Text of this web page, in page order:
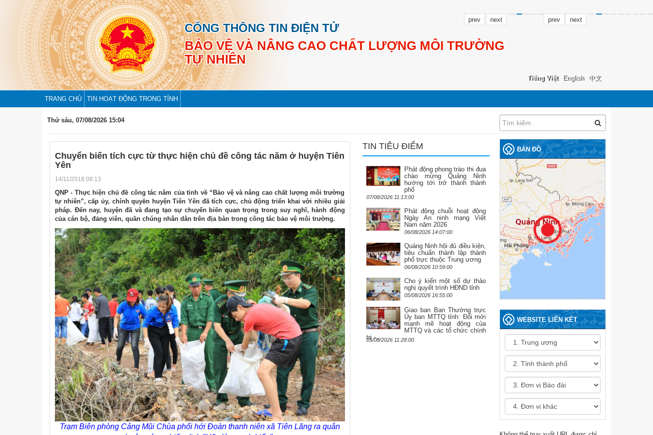
prev next prev next
CỔNG THÔNG TIN ĐIỆN TỬ
BẢO VỆ VÀ NÂNG CAO CHẤT LƯỢNG MÔI TRƯỜNG
TỰ NHIÊN
Tiếng Việt English 中文
TRANG CHỦ TIN HOẠT ĐỘNG TRONG TỈNH
Thứ sáu, 07/08/2026 15:04
Chuyển biến tích cực từ thực hiện chủ đề công tác năm ở huyện Tiên
Yên
14/11/2018 08:13
QNP - Thực hiện chủ đề công tác năm của tỉnh về “Bảo vệ và nâng cao chất lượng môi trường
tự nhiên”, cấp ủy, chính quyền huyện Tiên Yên đã tích cực, chủ động triển khai với nhiều giải
pháp. Đến nay, huyện đã và đang tạo sự chuyển biến quan trọng trong suy nghĩ, hành động
của cán bộ, đảng viên, quần chúng nhân dân trên địa bàn trong công tác bảo vệ môi trường.
Trạm Biên phòng Cảng Mũi Chùa phối hới Đoàn thanh niên xã Tiên Lãng ra quân
TIN TIÊU ĐIỂM
Phát động phong trào thi đua
chào mừng Quảng Ninh
hướng tới trở thành thành
phố
07/08/2026 11:13:00
Phát động chuỗi hoạt động
Ngày An ninh mạng Việt
Nam năm 2026
06/08/2026 14:07:00
Quảng Ninh hội đủ điều kiện,
tiêu chuẩn thành lập thành
phố trực thuộc Trung ương
06/08/2026 10:59:00
Cho ý kiến một số dự thảo
nghị quyết trình HĐND tỉnh
05/08/2026 16:55:00
Giao ban Ban Thường trực
Ủy ban MTTQ tỉnh: Đổi mới
mạnh mẽ hoạt động của
MTTQ và các tổ chức chính
trị -...
05/08/2026 11:28:00
BẢN ĐỒ
WEBSITE LIÊN KẾT